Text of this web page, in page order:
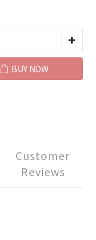
BUY NOW
Customer
Reviews